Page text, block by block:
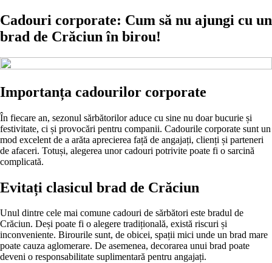
Cadouri corporate: Cum să nu ajungi cu un
brad de Crăciun în birou!
Importanța cadourilor corporate
În fiecare an, sezonul sărbătorilor aduce cu sine nu doar bucurie și
festivitate, ci și provocări pentru companii. Cadourile corporate sunt un
mod excelent de a arăta aprecierea față de angajați, clienți și parteneri
de afaceri. Totuși, alegerea unor cadouri potrivite poate fi o sarcină
complicată.
Evitați clasicul brad de Crăciun
Unul dintre cele mai comune cadouri de sărbători este bradul de
Crăciun. Deși poate fi o alegere tradițională, există riscuri și
inconveniente. Birourile sunt, de obicei, spații mici unde un brad mare
poate cauza aglomerare. De asemenea, decorarea unui brad poate
deveni o responsabilitate suplimentară pentru angajați.